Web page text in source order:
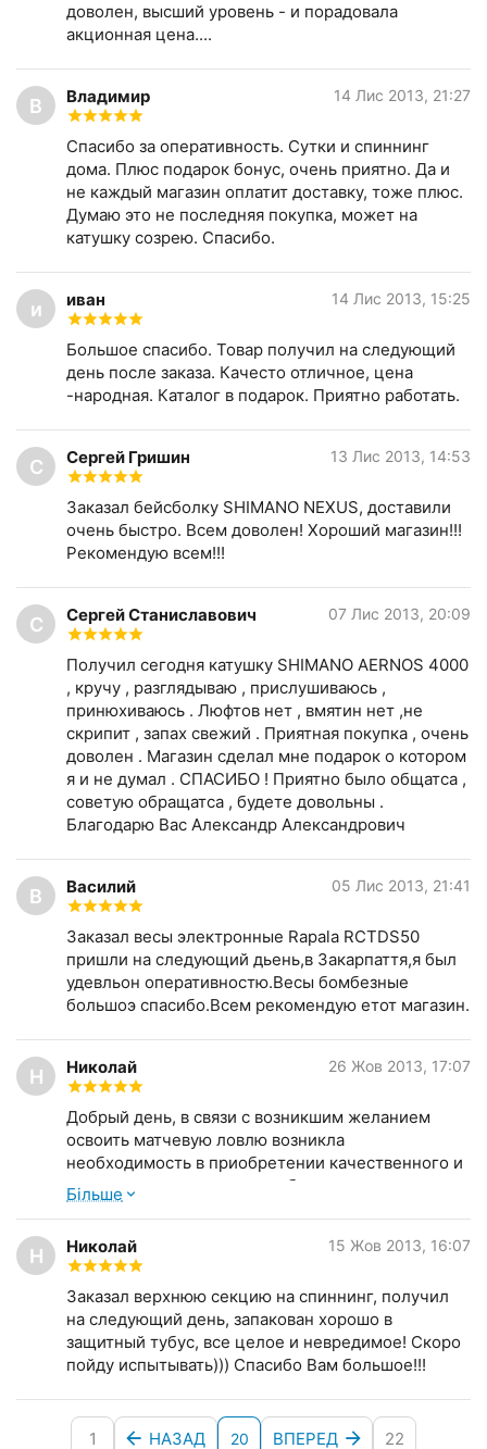
доволен, высший уровень - и порадовала
акционная цена....
В Владимир 14 Лис 2013, 21:27
Спасибо за оперативность. Сутки и спиннинг
дома. Плюс подарок бонус, очень приятно. Да и
не каждый магазин оплатит доставку, тоже плюс.
Думаю это не последняя покупка, может на
катушку созрею. Спасибо.
и иван 14 Лис 2013, 15:25
Большое спасибо. Товар получил на следующий
день после заказа. Качесто отличное, цена
-народная. Каталог в подарок. Приятно работать.
С Сергей Гришин 13 Лис 2013, 14:53
Заказал бейсболку SHIMANO NEXUS, доставили
очень быстро. Всем доволен! Хороший магазин!!!
Рекомендую всем!!!
С Сергей Станиславович 07 Лис 2013, 20:09
Получил сегодня катушку SHIMANO AERNOS 4000
, кручу , разглядываю , прислушиваюсь ,
принюхиваюсь . Люфтов нет , вмятин нет ,не
скрипит , запах свежий . Приятная покупка , очень
доволен . Магазин сделал мне подарок о котором
я и не думал . СПАСИБО ! Приятно было общатса ,
советую обращатса , будете довольны .
Благодарю Вас Александр Александрович
В Василий 05 Лис 2013, 21:41
Заказал весы электронные Rapala RCTDS50
пришли на следующий дьень,в Закарпаття,я был
удевльон оперативностю.Весы бомбезные
большоэ спасибо.Всем рекомендую етот магазин.
Н Николай 26 Жов 2013, 17:07
Добрый день, в связи с возникшим желанием
освоить матчевую ловлю возникла
необходимость в приобретении качественного и
желательно недорогого рыболовного комплекта
катушка-удилище. В связи с этим мой выбор
удилище SHIMANO CATANA DX MATCH 420
FA,SHIMANO CATANA СX MATCH 420 FA и
SHIMANO CATANA BX TELEMATCH 420 FA
(последнее потому, что все же чаще выбираюсь
на рыбалку на своих двоих и в этом смысле
удобней). Хотел бы получить профессиональный
наиболее предпочтительным для осваивающего
азы матчевой ловли рыболова (критерии -
Бiльше
Н Николай 15 Жов 2013, 16:07
Заказал верхнюю секцию на спиннинг, получил
на следующий день, запакован хорошо в
защитный тубус, все целое и невредимое! Скоро
пойду испытывать))) Спасибо Вам большое!!!
1 НАЗАД 20 ВПЕРЕД 22